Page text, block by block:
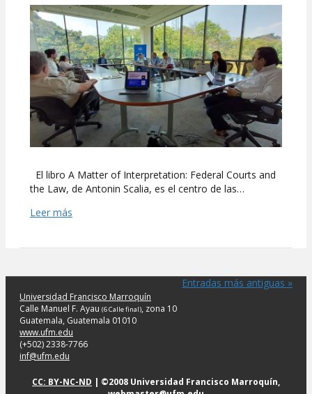
motiva
conversaciones
en
la
Marro
El libro A Matter of Interpretation: Federal Courts and
the Law, de Antonin Scalia, es el centro de las…
Leer más
Entradas más antiguas »
Universidad Francisco Marroquín
Calle Manuel F. Ayau (6 Calle final), zona 10
Guatemala, Guatemala 01010
www.ufm.edu
(+502) 2338-7766
inf@ufm.edu
CC: BY-NC-ND | ©2008 Universidad Francisco Marroquín,